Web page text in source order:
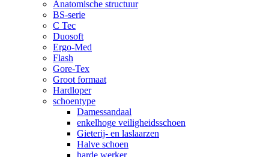
Anatomische structuur
BS-serie
C Tec
Duosoft
Ergo-Med
Flash
Gore-Tex
Groot formaat
Hardloper
schoentype
Damessandaal
enkelhoge veiligheidsschoen
Gieterij- en laslaarzen
Halve schoen
harde werker